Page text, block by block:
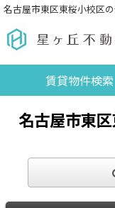
名古屋市東区東桜小校区
賃貸物件検索
名古屋市東